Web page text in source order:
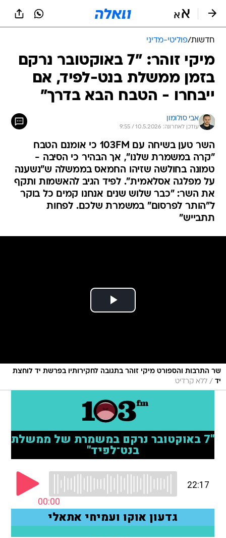
חדשות/פוליטי-מדיני
מיקי זוהר: "7 באוקטובר נרקם
בזמן ממשלת בנט-לפיד, אם
ייבחרו - הטבח הבא בדרך"
אבי סולומון
עודכן לאחרונה: 10.5.2026 / 9:55
השר טען בשיחה עם 103FM כי אומנם הטבח
"קרה במשמרת שלנו", אך הבהיר כי הסיבה -
טמונה בחולשה שזיהו החמאס בממשלה ש"נשענה
על מפלגה אסלאמית". לפיד הגיב להאשמות ותקף
את השר: "כבר שלוש שנים אנחנו קמים כל בוקר
ל"הותר לפרסום" במשמרת שלכם. לפחות
תתבייש"
שר התרבות והספורט מיקי זוהר בתגובה לחקירותיו בפרשת יד לוחצת
יד / ללא קרדיט